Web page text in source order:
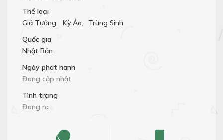
Thể loại
Giả Tưởng, Kỳ Ảo,
Trùng Sinh
Quốc gia
Nhật Bản
Ngày phát hành
Đang cập nhật
Tình trạng
Đang ra